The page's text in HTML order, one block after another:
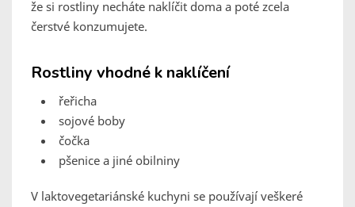
že si rostliny necháte naklíčit doma a poté zcela
čerstvé konzumujete.
Rostliny vhodné k naklíčení
řeřicha
sojové boby
čočka
pšenice a jiné obilniny
V laktovegetariánské kuchyni se používají veškeré